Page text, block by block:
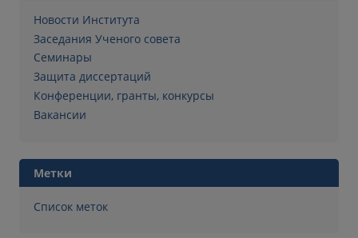
Новости Института
Заседания Ученого совета
Семинары
Защита диссертаций
Конференции, гранты, конкурсы
Вакансии
Метки
Список меток